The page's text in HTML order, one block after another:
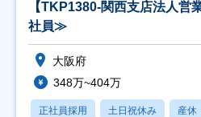
【TKP1380-関西支店法人
社員≫
大阪府
348万~404万
正社員採用 土日祝休み 産休